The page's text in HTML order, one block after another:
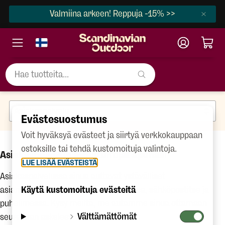
Valmiina arkeen! Reppuja -15% >>
Asiakaspalvelun asiantuntijat apunasi
Asiakaspalvelussa sinua auttavat ystävälliset
asiantuntijamme. Palvelemme chatissa, sähköpostitse ja
puhelimessa. Kysy meiltä, me autamme sinua ottamaan
seuraavan askeleesi elämään ulkona.
Evästesuostumus
Voit hyväksyä evästeet ja siirtyä verkkokauppaan
ostoksille tai tehdä kustomoituja valintoja.
LUE LISÄÄ EVÄSTEISTÄ
Käytä kustomoituja evästeitä
Välttämättömät